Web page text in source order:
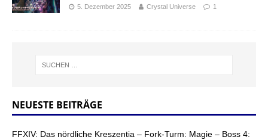
5. Dezember 2025 Crystal Universe 1
NEUESTE BEITRÄGE
FFXIV: Das nördliche Kreszentia – Fork-Turm: Magie – Boss 4: